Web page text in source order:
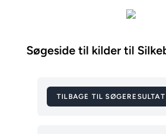
Søgeside til kilder til
TILBAGE TIL SØGERESULTAT